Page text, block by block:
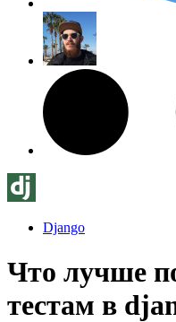
Django
Что лучше
тестам в